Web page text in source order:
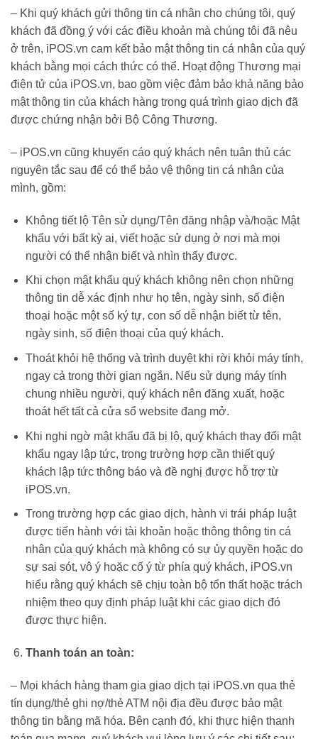
– Khi quý khách gửi thông tin cá nhân cho chúng tôi, quý
khách đã đồng ý với các điều khoản mà chúng tôi đã nêu
ở trên, iPOS.vn cam kết bảo mật thông tin cá nhân của quý
khách bằng mọi cách thức có thể. Hoạt động Thương mại
điện tử của iPOS.vn, bao gồm việc đảm bảo khả năng bảo
mật thông tin của khách hàng trong quá trình giao dịch đã
được chứng nhận bởi Bộ Công Thương.
– iPOS.vn cũng khuyến cáo quý khách nên tuân thủ các
nguyên tắc sau để có thể bảo vệ thông tin cá nhân của
mình, gồm:
Không tiết lộ Tên sử dụng/Tên đăng nhập và/hoặc Mật
khẩu với bất kỳ ai, viết hoặc sử dụng ở nơi mà mọi
người có thể nhận biết và nhìn thấy được.
Khi chọn mật khẩu quý khách không nên chọn những
thông tin dễ xác định như họ tên, ngày sinh, số điện
thoại hoặc một số ký tự, con số dễ nhận biết từ tên,
ngày sinh, số điện thoại của quý khách.
Thoát khỏi hệ thống và trình duyệt khi rời khỏi máy tính,
ngay cả trong thời gian ngắn. Nếu sử dụng máy tính
chung nhiều người, quý khách nên đăng xuất, hoặc
thoát hết tất cả cửa sổ website đang mở.
Khi nghi ngờ mật khẩu đã bị lộ, quý khách thay đổi mật
khẩu ngay lập tức, trong trường hợp cần thiết quý
khách lập tức thông báo và đề nghị được hỗ trợ từ
iPOS.vn.
Trong trường hợp các giao dịch, hành vi trái pháp luật
được tiến hành với tài khoản hoặc thông thông tin cá
nhân của quý khách mà không có sự ủy quyền hoặc do
sự sai sót, vô ý hoặc cố ý từ phía quý khách, iPOS.vn
hiểu rằng quý khách sẽ chịu toàn bộ tổn thất hoặc trách
nhiệm theo quy định pháp luật khi các giao dịch đó
được thực hiện.
Thanh toán an toàn:
– Mọi khách hàng tham gia giao dịch tại iPOS.vn qua thẻ
tín dụng/thẻ ghi nợ/thẻ ATM nội địa đều được bảo mật
thông tin bằng mã hóa. Bên cạnh đó, khi thực hiện thanh